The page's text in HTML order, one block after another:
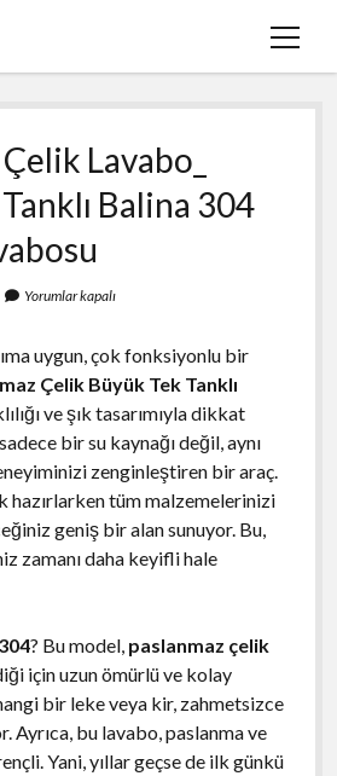
menüyü
Bedava
Şifresiz
Al Türk
Parasız
Lavabo_
Balina 304
Yorumlar kapalı
uygun, çok fonksiyonlu bir
Çelik Büyük Tek Tanklı
ve şık tasarımıyla dikkat
bir su kaynağı değil, aynı
zenginleştiren bir araç.
hazırlarken tüm malzemelerinizi
geniş bir alan sunuyor. Bu,
zamanı daha keyifli hale
? Bu model, paslanmaz çelik
için uzun ömürlü ve kolay
bir leke veya kir, zahmetsizce
Ayrıca, bu lavabo, paslanma ve
Yani, yıllar geçse de ilk günkü